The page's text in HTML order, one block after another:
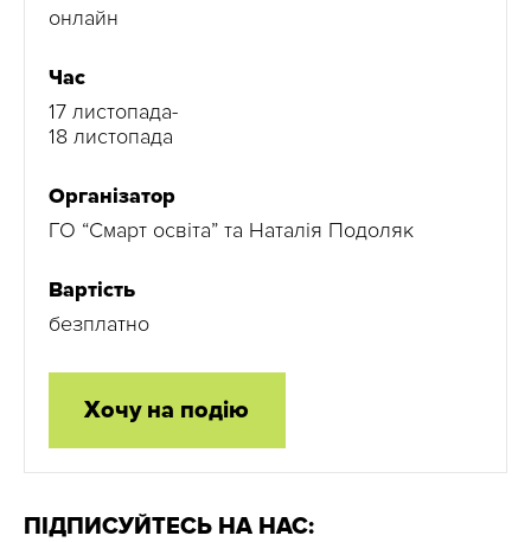
онлайн
Час
17 листопада-
18 листопада
Організатор
ГО “Смарт освіта” та Наталія Подоляк
Вартість
безплатно
Хочу на подію
ПІДПИСУЙТЕСЬ НА НАС: